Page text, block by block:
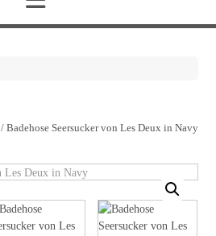
/ Badehose Seersucker von Les Deux in Navy